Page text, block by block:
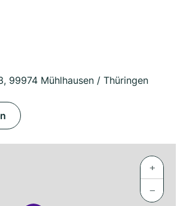
99974 Mühlhausen / Thüringen
+
−